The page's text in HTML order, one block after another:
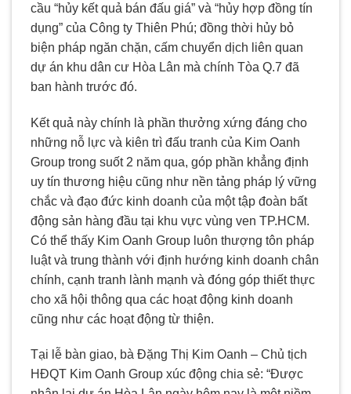
cầu “hủy kết quả bán đấu giá” và “hủy hợp đồng tín
dụng” của Công ty Thiên Phú; đồng thời hủy bỏ
biện pháp ngăn chặn, cấm chuyển dịch liên quan
dự án khu dân cư Hòa Lân mà chính Tòa Q.7 đã
ban hành trước đó.
Kết quả này chính là phần thưởng xứng đáng cho
những nỗ lực và kiên trì đấu tranh của Kim Oanh
Group trong suốt 2 năm qua, góp phần khẳng định
uy tín thương hiệu cũng như nền tảng pháp lý vững
chắc và đạo đức kinh doanh của một tập đoàn bất
động sản hàng đầu tại khu vực vùng ven TP.HCM.
Có thể thấy Kim Oanh Group luôn thượng tôn pháp
luật và trung thành với định hướng kinh doanh chân
chính, cạnh tranh lành mạnh và đóng góp thiết thực
cho xã hội thông qua các hoạt động kinh doanh
cũng như các hoạt động từ thiện.
Tại lễ bàn giao, bà Đặng Thị Kim Oanh – Chủ tịch
HĐQT Kim Oanh Group xúc động chia sẻ: “Được